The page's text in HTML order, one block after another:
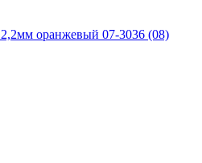
оранжевый 07-3036 (08)